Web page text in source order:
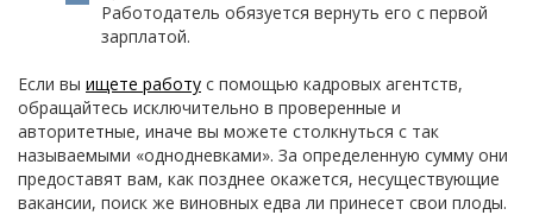
Работодатель обязуется вернуть его с первой
зарплатой.
Если вы ищете работу с помощью кадровых агентств,
обращайтесь исключительно в проверенные и
авторитетные, иначе вы можете столкнуться с так
называемыми «однодневками». За определенную сумму они
предоставят вам, как позднее окажется, несуществующие
вакансии, поиск же виновных едва ли принесет свои плоды.